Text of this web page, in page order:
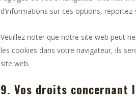
d’informations sur ces options,
Veuillez noter que notre site web peut
les cookies dans votre navigateur, ils
site web.
9. Vos droits concernant